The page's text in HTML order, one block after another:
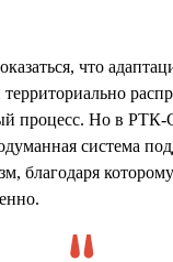
что
процесс. Но в РТК-
система
благодаря